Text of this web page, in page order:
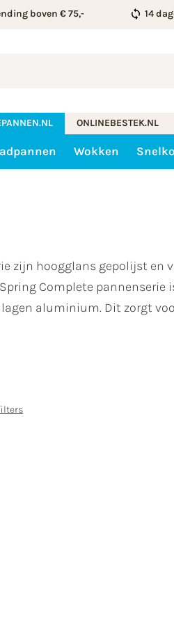
boven € 75,- 14
ONLINEBESTEK.NL
Wokken
zijn hoogglans gepolijst en
Complete
aluminium. Dit zorgt